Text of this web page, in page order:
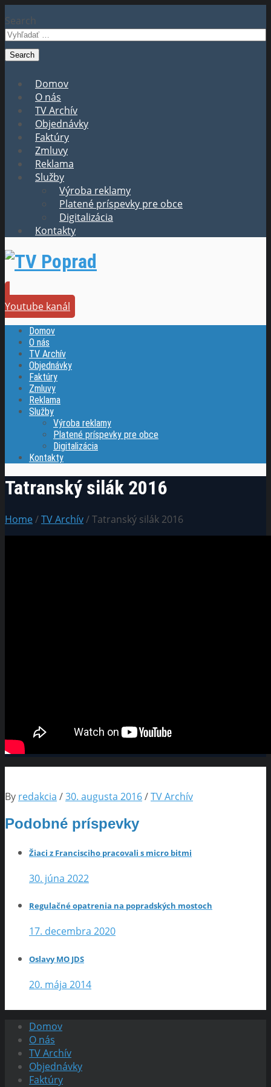
Search
Domov
O nás
TV Archív
Objednávky
Faktúry
Zmluvy
Reklama
Služby
Výroba reklamy
Platené príspevky pre obce
Digitalizácia
Kontakty
Youtube kanál
Domov
O nás
TV Archív
Objednávky
Faktúry
Zmluvy
Reklama
Služby
Výroba reklamy
Platené príspevky pre obce
Digitalizácia
Kontakty
Tatranský silák 2016
Home/TV Archív/ Tatranský silák 2016
By redakcia /30. augusta 2016/TV Archív
Podobné príspevky
Žiaci z Francisciho pracovali s micro bitmi
30. júna 2022
Regulačné opatrenia na popradských mostoch
17. decembra 2020
Oslavy MO JDS
20. mája 2014
Domov
O nás
TV Archív
Objednávky
Faktúry